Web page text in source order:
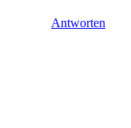
Antworten